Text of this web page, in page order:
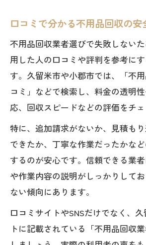
口コミで分かる不用品回収の安
不用品回収業者選びで失敗しない
用した人の口コミや評判を参考に
す。久留米市や小郡市では、「不
コミ」などで検索し、料金の透明
応、回収スピードなどの評価をチェ
特に、追加請求がないか、見積も
できたか、丁寧な作業だったかな
するのが安心です。信頼できる業
や作業内容の説明がしっかりして
ない傾向にあります。
口コミサイトやSNSだけでなく、
トに記載されている「不用品回収